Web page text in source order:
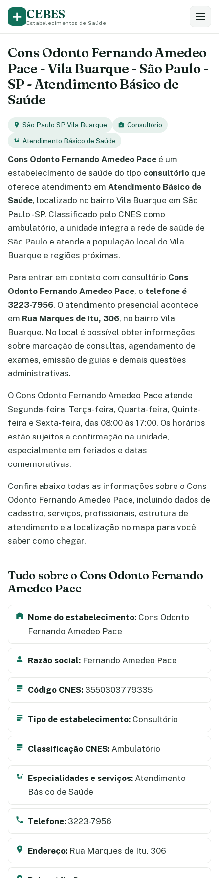
CEBES
Estabelecimentos de Saúde
Cons Odonto Fernando Amedeo
Pace - Vila Buarque - São Paulo -
SP - Atendimento Básico de
Saúde
São Paulo·SP·Vila Buarque
Consultório
Atendimento Básico de Saúde
Cons Odonto Fernando Amedeo Pace é um
estabelecimento de saúde do tipo consultório que
oferece atendimento em Atendimento Básico de
Saúde, localizado no bairro Vila Buarque em São
Paulo - SP. Classificado pelo CNES como
ambulatório, a unidade integra a rede de saúde de
São Paulo e atende a população local do Vila
Buarque e regiões próximas.
Para entrar em contato com consultório Cons
Odonto Fernando Amedeo Pace, o telefone é
3223-7956. O atendimento presencial acontece
em Rua Marques de Itu, 306, no bairro Vila
Buarque. No local é possível obter informações
sobre marcação de consultas, agendamento de
exames, emissão de guias e demais questões
administrativas.
O Cons Odonto Fernando Amedeo Pace atende
Segunda-feira, Terça-feira, Quarta-feira, Quinta-
feira e Sexta-feira, das 08:00 às 17:00. Os horários
estão sujeitos a confirmação na unidade,
especialmente em feriados e datas
comemorativas.
Confira abaixo todas as informações sobre o Cons
Odonto Fernando Amedeo Pace, incluindo dados de
cadastro, serviços, profissionais, estrutura de
atendimento e a localização no mapa para você
saber como chegar.
Tudo sobre o Cons Odonto Fernando
Amedeo Pace
Nome do estabelecimento: Cons Odonto
Fernando Amedeo Pace
Razão social: Fernando Amedeo Pace
Código CNES: 3550303779335
Tipo de estabelecimento: Consultório
Classificação CNES: Ambulatório
Especialidades e serviços: Atendimento
Básico de Saúde
Telefone: 3223-7956
Endereço: Rua Marques de Itu, 306